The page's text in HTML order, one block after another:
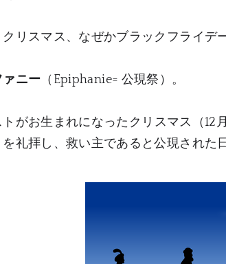
リスマス、なぜかブラックフライデー
ァニー （Epiphanie= 公現祭）。
がお生まれになったクリスマス（12
礼拝し、救い主であると公現された